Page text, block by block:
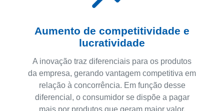
Aumento de competitividade e
lucratividade
A inovação traz diferenciais para os produtos
da empresa, gerando vantagem competitiva em
relação à concorrência. Em função desse
diferencial, o consumidor se dispõe a pagar